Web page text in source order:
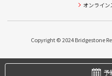
オンライン
Copyright © 2024 Bridgestone
予
ピット作業の予約